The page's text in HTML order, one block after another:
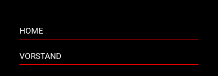
HOME
VORSTAND